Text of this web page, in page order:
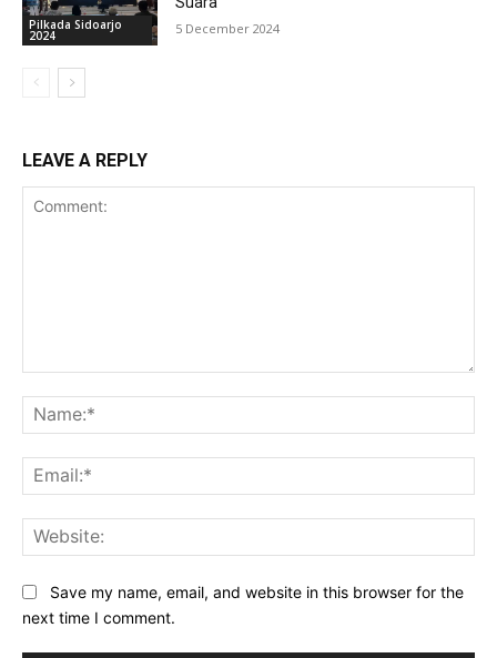
Pilkada Sidoarjo
2024 5 December 2024
LEAVE A REPLY
Save my name, email, and website in this browser for the
next time I comment.